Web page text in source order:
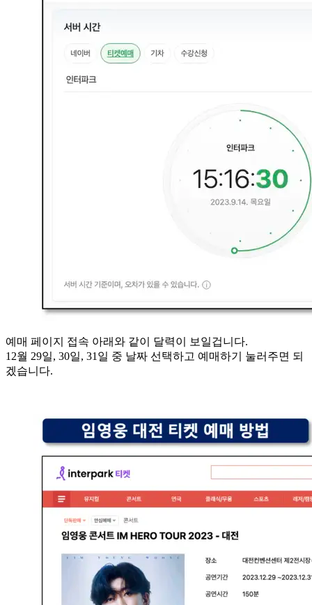
예매 페이지 접속 아래와 같이 달력이 보일겁니다.
12월 29일, 30일, 31일 중 날짜 선택하고 예매하기 눌러주면 되
겠습니다.